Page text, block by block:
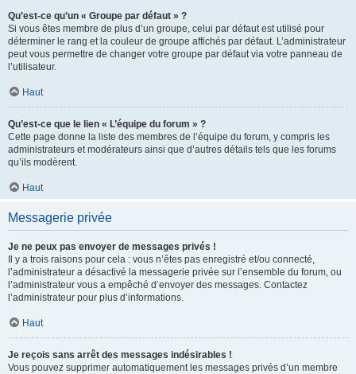
Qu’est-ce qu’un « Groupe par défaut » ?
Si vous êtes membre de plus d’un groupe, celui par défaut est utilisé pour
déterminer le rang et la couleur de groupe affichés par défaut. L’administrateur
peut vous permettre de changer votre groupe par défaut via votre panneau de
l’utilisateur.
Haut
Qu’est-ce que le lien « L’équipe du forum » ?
Cette page donne la liste des membres de l’équipe du forum, y compris les
administrateurs et modérateurs ainsi que d’autres détails tels que les forums
qu’ils modèrent.
Haut
Messagerie privée
Je ne peux pas envoyer de messages privés !
Il y a trois raisons pour cela : vous n’êtes pas enregistré et/ou connecté,
l’administrateur a désactivé la messagerie privée sur l’ensemble du forum, ou
l’administrateur vous a empêché d’envoyer des messages. Contactez
l’administrateur pour plus d’informations.
Haut
Je reçois sans arrêt des messages indésirables !
Vous pouvez supprimer automatiquement les messages privés d’un membre